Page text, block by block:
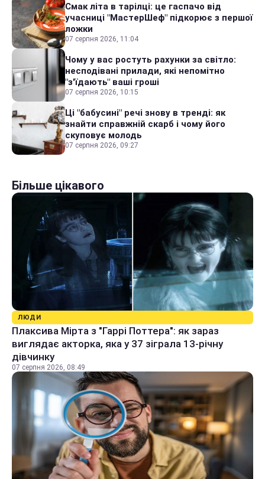
Смак літа в тарілці: це гаспачо від
учасниці "МастерШеф" підкорює з першої
ложки
07 серпня 2026, 11:04
Чому у вас ростуть рахунки за світло:
несподівані прилади, які непомітно
"з'їдають" ваші гроші
07 серпня 2026, 10:15
Ці "бабусині" речі знову в тренді: як
знайти справжній скарб і чому його
скуповує молодь
07 серпня 2026, 09:27
Більше цікавого
ЛЮДИ
Плаксива Мірта з "Гаррі Поттера": як зараз
виглядає акторка, яка у 37 зіграла 13-річну
дівчинку
07 серпня 2026, 08:49